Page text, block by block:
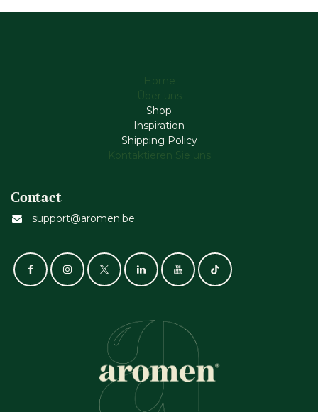
Home
Über uns
Shop
Inspiration
Shipping Policy
Kontaktieren Sie uns
Contact
support@aromen.be